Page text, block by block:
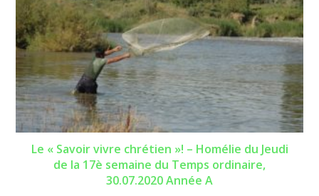
Le « Savoir vivre chrétien »! – Homélie du Jeudi
de la 17è semaine du Temps ordinaire,
30.07.2020 Année A